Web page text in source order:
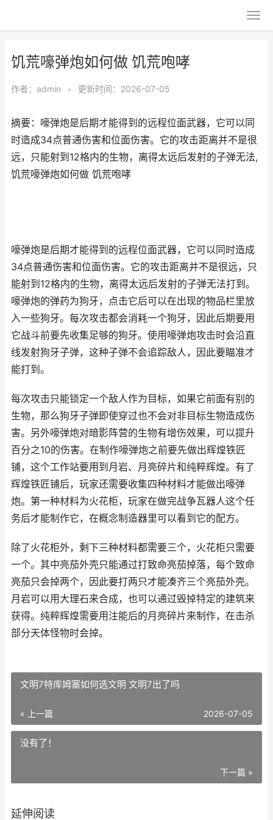
饥荒嚎弹炮如何做 饥荒咆哮
作者： admin • 更新时间：2026-07-05
摘要：嚎弹炮是后期才能得到的远程位面武器，它可以同
时造成34点普通伤害和位面伤害。它的攻击距离并不是很
远，只能射到12格内的生物，离得太远后发射的子弹无法,
饥荒嚎弹炮如何做 饥荒咆哮
嚎弹炮是后期才能得到的远程位面武器，它可以同时造成
34点普通伤害和位面伤害。它的攻击距离并不是很远，只
能射到12格内的生物，离得太远后发射的子弹无法打到。
嚎弹炮的弹药为狗牙，点击它后可以在出现的物品栏里放
入一些狗牙。每次攻击都会消耗一个狗牙，因此后期要用
它战斗前要先收集足够的狗牙。使用嚎弹炮攻击时会沿直
线发射狗牙子弹，这种子弹不会追踪敌人，因此要瞄准才
能打到。
每次攻击只能锁定一个敌人作为目标，如果它前面有别的
生物，那么狗牙子弹即使穿过也不会对非目标生物造成伤
害。另外嚎弹炮对暗影阵营的生物有增伤效果，可以提升
百分之10的伤害。在制作嚎弹炮之前要先做出辉煌铁匠
铺，这个工作站要用到月岩、月亮碎片和纯粹辉煌。有了
辉煌铁匠铺后，玩家还需要收集四种材料才能做出嚎弹
炮。第一种材料为火花柜，玩家在做完战争瓦器人这个任
务后才能制作它，在概念制造器里可以看到它的配方。
除了火花柜外，剩下三种材料都需要三个，火花柜只需要
一个。其中亮茄外壳只能通过打致命亮茄掉落，每个致命
亮茄只会掉两个，因此要打两只才能凑齐三个亮茄外壳。
月岩可以用大理石来合成，也可以通过毁掉特定的建筑来
获得。纯粹辉煌需要用注能后的月亮碎片来制作，在击杀
部分天体怪物时会掉。
文明7特库姆塞如何选文明 文明7出了吗
« 上一篇 2026-07-05
没有了！
下一篇 »
延伸阅读